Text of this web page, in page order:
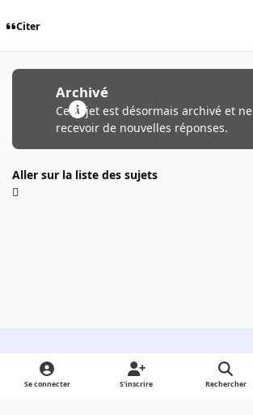
Citer
Archivé
Ce sujet est désormais archivé et
recevoir de nouvelles réponses.
Aller sur la liste des sujets
Light ModeDark ModeSystem Preference
Se connecter S’inscrire Rechercher